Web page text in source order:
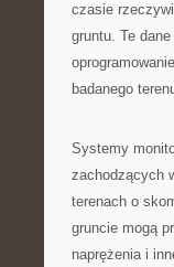
czasie
gruntu. Te
badanego
Systemy
zachodzących
terenach o
gruncie mogą
naprężenia i